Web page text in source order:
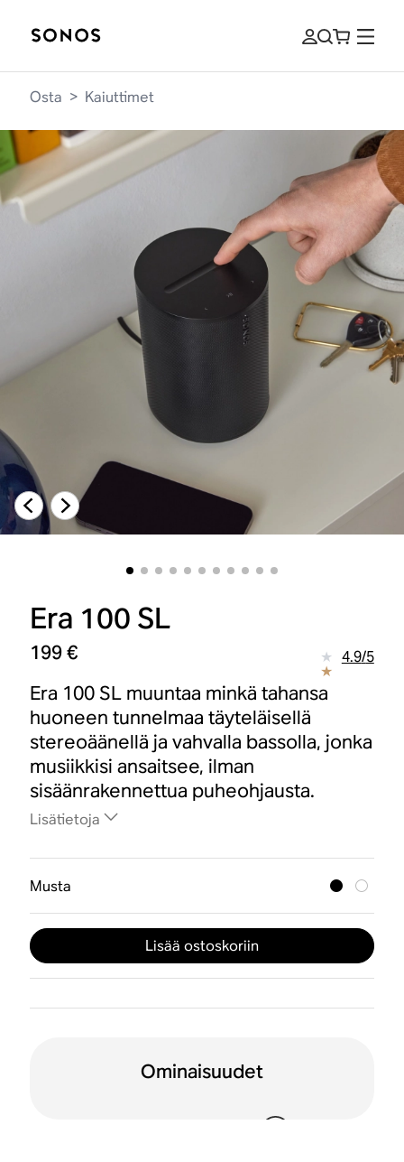
Osta > Kaiuttimet
Era 100 SL
199 € 4.9/5
Era 100 SL muuntaa minkä tahansa
huoneen tunnelmaa täyteläisellä
stereoäänellä ja vahvalla bassolla, jonka
musiikkisi ansaitsee, ilman
sisäänrakennettua puheohjausta.
Lisätietoja
Musta
Lisää ostoskoriin
Ominaisuudet